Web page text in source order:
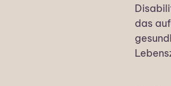
das